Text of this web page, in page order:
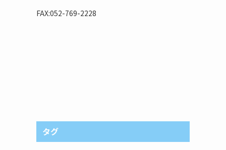
FAX:052-769-2228
タグ